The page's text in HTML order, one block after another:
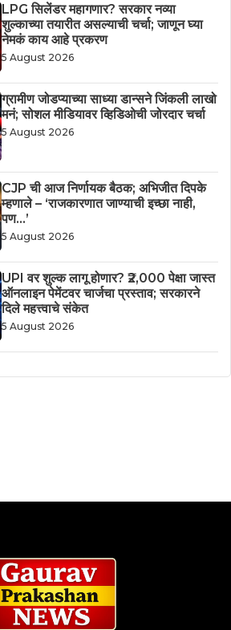
LPG सिलेंडर महागणार? सरकार नव्या
शुल्काच्या तयारीत असल्याची चर्चा; जाणून घ्या
नेमकं काय आहे प्रकरण
5 August 2026
ग्रामीण जोडप्याच्या साध्या डान्सने जिंकली लाखो
मनं; सोशल मीडियावर व्हिडिओची जोरदार चर्चा
5 August 2026
CJP ची आज निर्णायक बैठक; अभिजीत दिपके
म्हणाले – ‘राजकारणात जाण्याची इच्छा नाही,
पण…’
5 August 2026
UPI वर शुल्क लागू होणार? ₹2,000 पेक्षा जास्त
ऑनलाइन पेमेंटवर चार्जचा प्रस्ताव; सरकारने
दिले महत्त्वाचे संकेत
5 August 2026